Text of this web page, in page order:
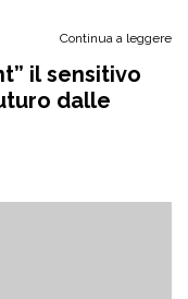
Continua a leggere
il sensitivo
dalle